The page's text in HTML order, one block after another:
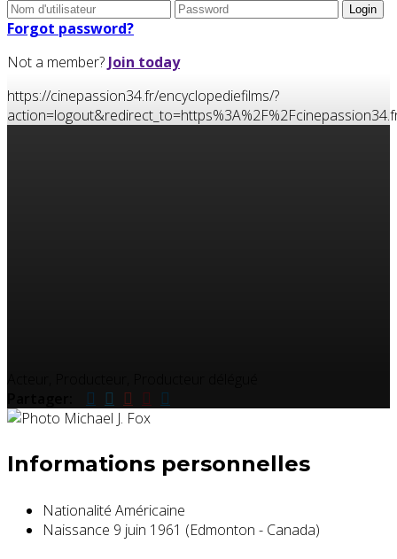
Forgot password?
Not a member? Join today
https://cinepassion34.fr/encyclopediefilms/?
Informations personnelles
Nationalité Américaine
Naissance 9 juin 1961 (Edmonton - Canada)